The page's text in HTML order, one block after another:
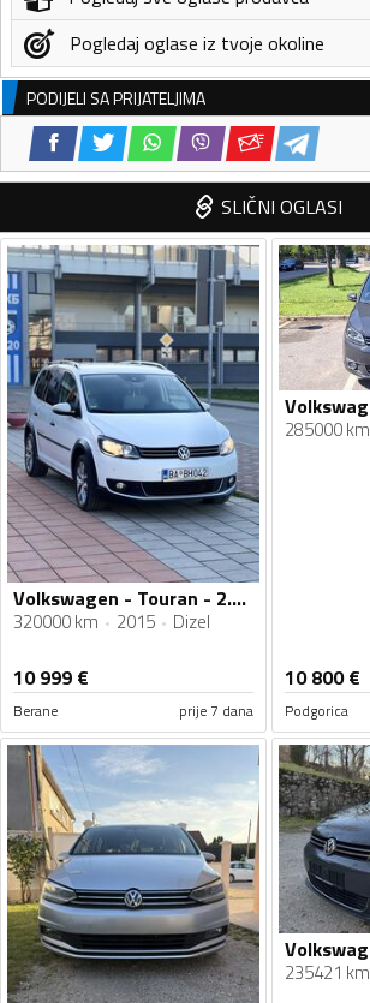
Pogledaj oglase iz tvoje okoline
PODIJELI SA PRIJATELJIMA
SLIČNI OGLASI
Volkswagen - Touran - 2.0TDI
320000 km 2015 Dizel
10 999 €
Berane prije 7 dana
285000 km
10 800€
Podgorica
235421 km